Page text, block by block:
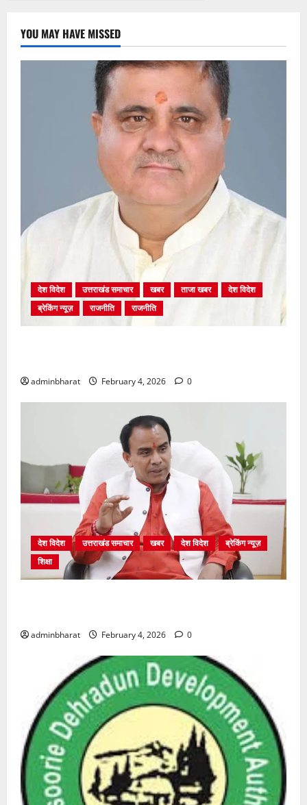
YOU MAY HAVE MISSED
देश विदेश उत्तराखंड समाचार खबर ताजा खबर
देश विदेश
ब्रेकिंग न्यूज़
राजनीति राजनीति
adminbharat February 4, 2026 0
देश विदेश उत्तराखंड समाचार खबर देश विदेश
ब्रेकिंग न्यूज़
शिक्षा
adminbharat February 4, 2026 0